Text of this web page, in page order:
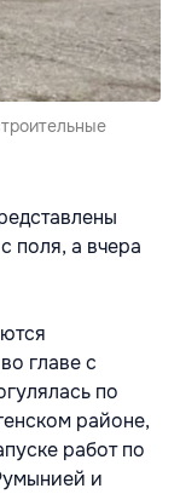
поля, а вчера
главе с
по
районе,
работ по
и